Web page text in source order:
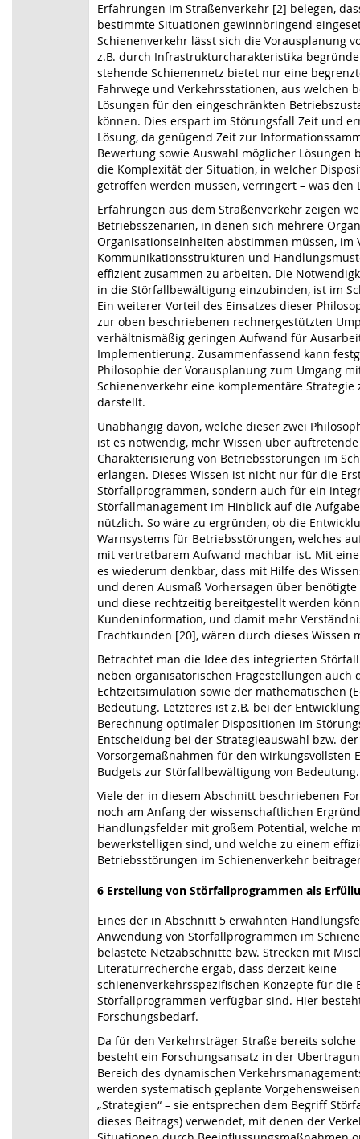
Erfahrungen im Straßenverkehr [2] belegen,
bestimmte Situationen gewinnbringend
Schienenverkehr lässt sich die Vorausplanung
z.B. durch Infrastrukturcharakteristika
stehende Schienennetz bietet nur eine
Fahrwege und Verkehrsstationen, aus welchen
Lösungen für den eingeschränkten
können. Dies erspart im Störungsfall Zeit und
Lösung, da genügend Zeit zur
Bewertung sowie Auswahl möglicher Lösungen
die Komplexität der Situation, in welcher
getroffen werden müssen, verringert – was den
Erfahrungen aus dem Straßenverkehr zeigen
Betriebsszenarien, in denen sich mehrere
Organisationseinheiten abstimmen müssen, im
Kommunikationsstrukturen und
effizient zusammen zu arbeiten. Die
in die Störfallbewältigung einzubinden, ist im
Ein weiterer Vorteil des Einsatzes dieser
zur oben beschriebenen rechnergestützten
verhältnismäßig geringen Aufwand für
Implementierung. Zusammenfassend kann
Philosophie der Vorausplanung zum Umgang
Schienenverkehr eine komplementäre
darstellt.
Unabhängig davon, welche dieser zwei
ist es notwendig, mehr Wissen über
Charakterisierung von Betriebsstörungen im
erlangen. Dieses Wissen ist nicht nur für die
Störfallprogrammen, sondern auch für ein
Störfallmanagement im Hinblick auf die
nützlich. So wäre zu ergründen, ob die
Warnsystems für Betriebsstörungen, welches
mit vertretbarem Aufwand machbar ist. Mit
es wiederum denkbar, dass mit Hilfe des
und deren Ausmaß Vorhersagen über
und diese rechtzeitig bereitgestellt werden
Kundeninformation, und damit mehr
Frachtkunden [20], wären durch dieses Wissen
Betrachtet man die Idee des integrierten
neben organisatorischen Fragestellungen auch
Echtzeitsimulation sowie der mathematischen
Bedeutung. Letzteres ist z.B. bei der
Berechnung optimaler Dispositionen im
Entscheidung bei der Strategieauswahl bzw.
Vorsorgemaßnahmen für den wirkungsvollsten
Budgets zur Störfallbewältigung von Bedeutung.
Viele der in diesem Abschnitt beschriebenen
noch am Anfang der wissenschaftlichen
Handlungsfelder mit großem Potential, welche
bewerkstelligen sind, und welche zu einem
Betriebsstörungen im Schienenverkehr
6 Erstellung von Störfallprogrammen als
Eines der in Abschnitt 5 erwähnten
Anwendung von Störfallprogrammen im
belastete Netzabschnitte bzw. Strecken mit
Literaturrecherche ergab, dass derzeit keine
schienenverkehrsspezifischen Konzepte für die
Störfallprogrammen verfügbar sind. Hier
Forschungsbedarf.
Da für den Verkehrsträger Straße bereits
besteht ein Forschungsansatz in der
Bereich des dynamischen
werden systematisch geplante
„Strategien“ – sie entsprechen dem Begriff
dieses Beitrags) verwendet, mit denen der